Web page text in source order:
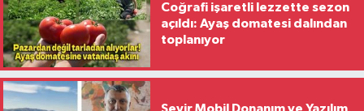
Coğrafi işaretli lezzette sezon
açıldı: Ayaş domatesi dalından
toplanıyor